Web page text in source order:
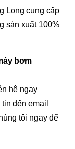
Long cung cấp
sản xuất 100%
bơm
hệ ngay
đến email
tôi ngay để